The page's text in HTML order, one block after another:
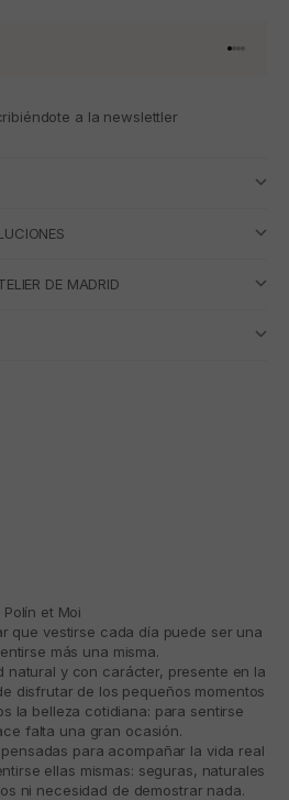
Ir al
Ir al
Ir al
Ir al
a la newslettler
DE MADRID
Polín et Moi
que vestirse cada día puede ser una
más una misma.
natural y con carácter, presente en la
disfrutar de los pequeños momentos
la belleza cotidiana: para sentirse
falta una gran ocasión.
para acompañar la vida real
ellas mismas: seguras, naturales
ni necesidad de demostrar nada.